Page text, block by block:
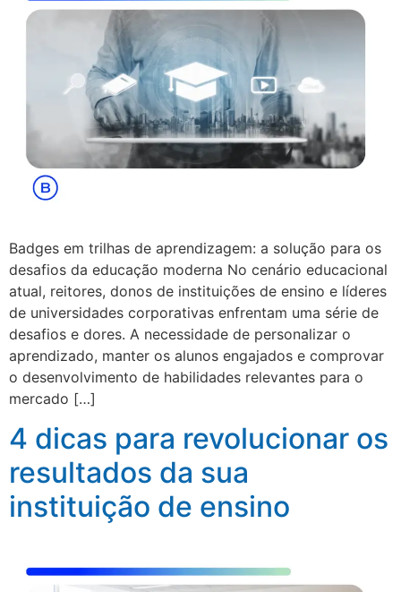
Badges em trilhas de aprendizagem: a solução para os
desafios da educação moderna No cenário educacional
atual, reitores, donos de instituições de ensino e líderes
de universidades corporativas enfrentam uma série de
desafios e dores. A necessidade de personalizar o
aprendizado, manter os alunos engajados e comprovar
o desenvolvimento de habilidades relevantes para o
mercado […]
4 dicas para revolucionar os
resultados da sua
instituição de ensino